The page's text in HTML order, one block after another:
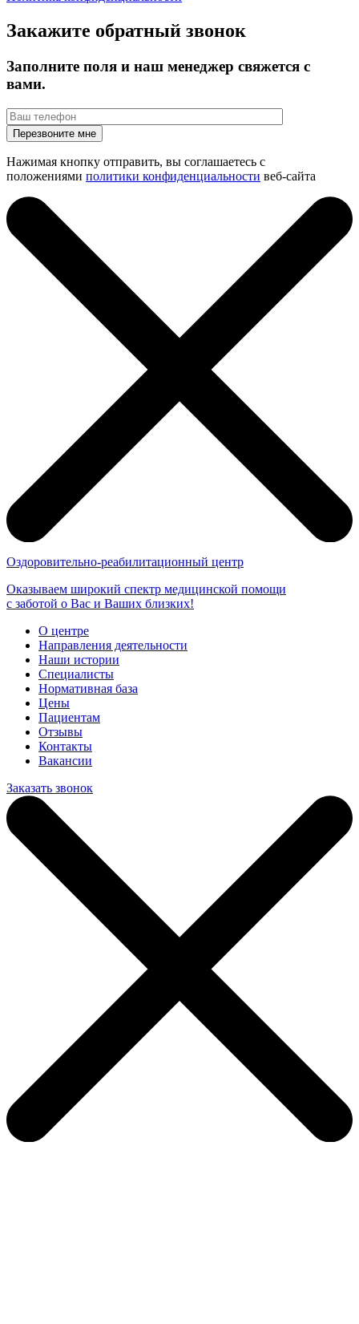
Закажите обратный звонок
Заполните поля и наш менеджер свяжется с
вами.
Нажимая кнопку отправить, вы соглашаетесь с
положениями политики конфиденциальности веб-сайта
Оздоровительно-реабилитационный центр
Оказываем широкий спектр медицинской помощи
с заботой о Вас и Ваших близких!
О центре
Направления деятельности
Наши истории
Специалисты
Нормативная база
Цены
Пациентам
Отзывы
Контакты
Вакансии
Заказать звонок